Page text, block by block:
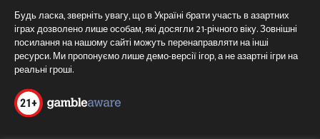
Будь ласка, зверніть увагу, що в Україні брати участь в азартних
іграх дозволено лише особам, які досягли 21-річного віку. Зовнішні
посилання на нашому сайті можуть перенаправляти на інші
ресурси. Ми пропонуємо лише демо-версії ігор, а не азартні ігри на
реальні гроші.